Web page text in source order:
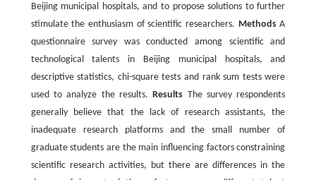
Beijing municipal hospitals, and to propose solutions to further
stimulate the enthusiasm of scientific researchers. MethodsA
questionnaire survey was conducted among scientific and
technological talents in Beijing municipal hospitals, and
descriptive statistics, chi-square tests and rank sum tests were
used to analyze the results.Results The survey respondents
generally believe that the lack of research assistants, the
inadequate research platforms and the small number of
graduate students are the main influencing factors constraining
scientific research activities, but there are differences in the